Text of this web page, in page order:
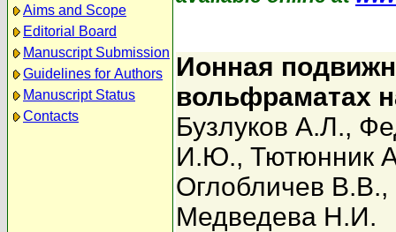
Aims and Scope
Editorial Board
Manuscript Submission
Guidelines for Authors
Manuscript Status
Contacts
Ионная
вольфраматах
Бузлуков А.Л.,
И.Ю., Тютюнник
Оглобличев В.В.,
Медведева Н.И.